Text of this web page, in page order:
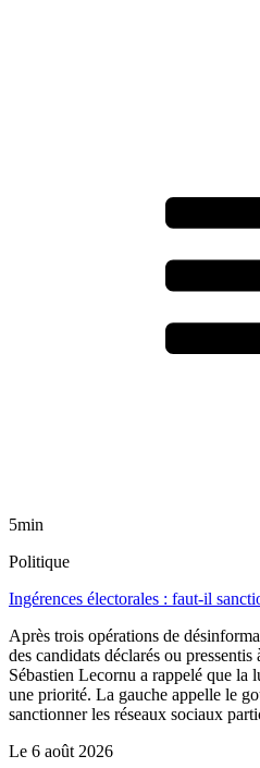
5min
Politique
Ingérences électorales : faut-il
Après trois opérations de
des candidats déclarés ou
Sébastien Lecornu a rappelé que la
une priorité. La gauche appelle le
sanctionner les réseaux sociaux
Le 6 août 2026